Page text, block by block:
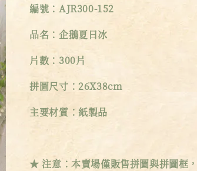
編號：AJR300-152
品名：企鵝夏日冰
片數：300片
拼圖尺寸：26X38cm
主要材質：紙製品
★ 注意：本賣場僅販售拼圖與拼圖框